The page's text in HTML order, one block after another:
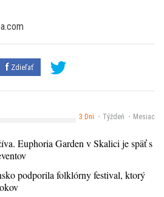
Zdieľať
3 Dni Týždeň Mesiac
Euphoria Garden v Skalici je späť s
podporila folklórny festival, ktorý